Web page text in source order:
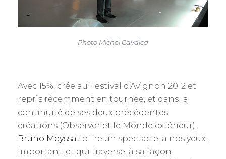
Photo Michel Cavalca
Avec 15%, crée au Festival d’Avignon 2012 et
repris récemment en tournée, et dans la
continuité de ses deux précédentes
créations (Observer et le Monde extérieur),
Bruno Meyssat offre un spectacle, à nos yeux,
important, et qui traverse, à sa façon